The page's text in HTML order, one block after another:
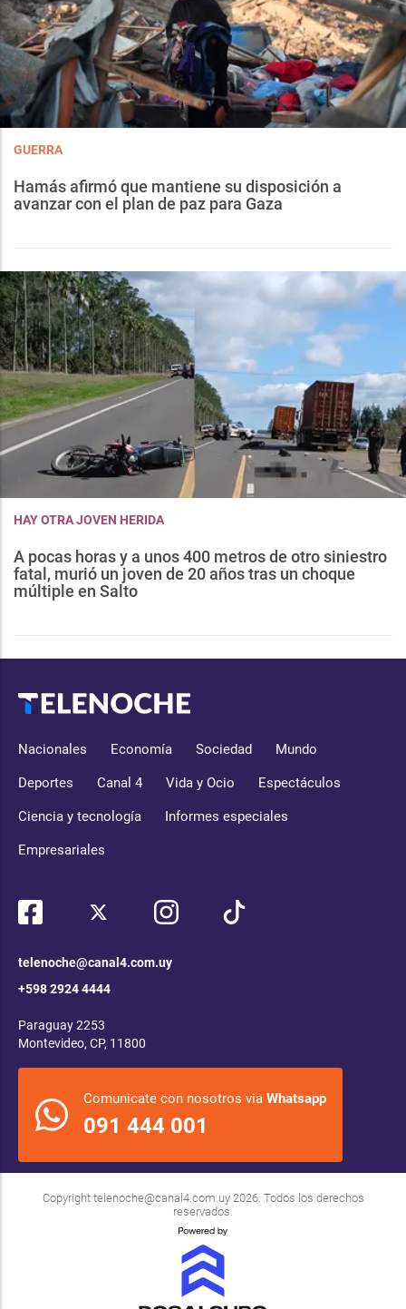
GUERRA
Hamás afirmó que mantiene su disposición a
avanzar con el plan de paz para Gaza
HAY OTRA JOVEN HERIDA
A pocas horas y a unos 400 metros de otro siniestro
fatal, murió un joven de 20 años tras un choque
múltiple en Salto
Nacionales Economía Sociedad Mundo
Deportes Canal 4 Vida y Ocio Espectáculos
Ciencia y tecnología Informes especiales
Empresariales
telenoche@canal4.com.uy
+598 2924 4444
Paraguay 2253
Montevideo, CP, 11800
Comunicate con nosotros via Whatsapp
091 444 001
Copyright telenoche@canal4.com.uy2026. Todos los derechos
reservados.